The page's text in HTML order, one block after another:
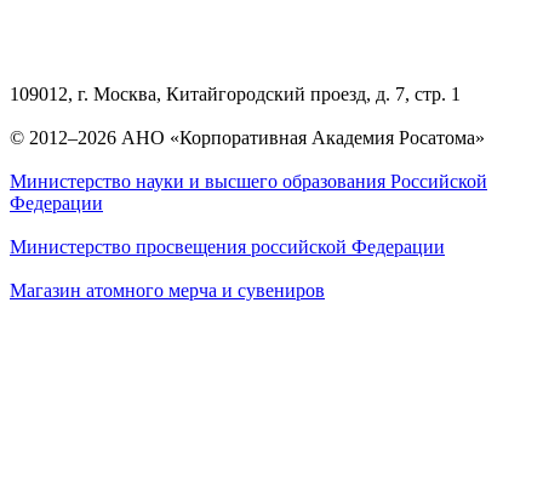
109012, г. Москва, Китайгородский проезд, д. 7, стр. 1
© 2012–2026 АНО «Корпоративная Академия Росатома»
Министерство науки и высшего образования Российской
Федерации
Министерство просвещения российской Федерации
Магазин атомного мерча и сувениров